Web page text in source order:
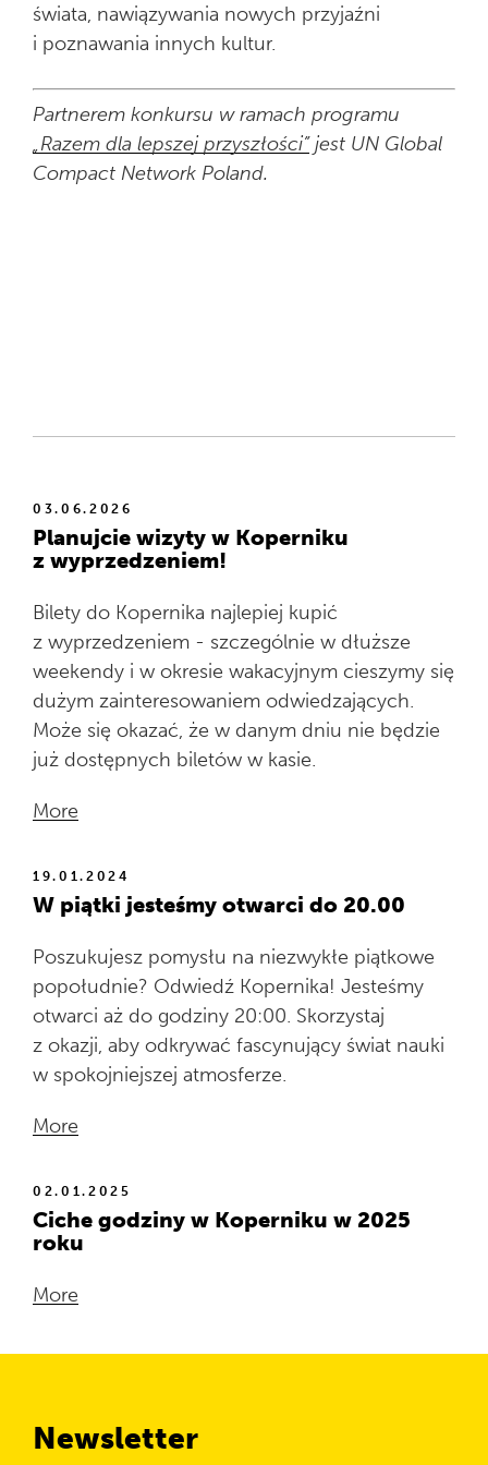
świata, nawiązywania nowych przyjaźni
i poznawania innych kultur.
Partnerem konkursu w ramach programu
„Razem dla lepszej przyszłości”jest UN Global
Compact Network Poland.
03.06.2026
Planujcie wizyty w Koperniku
z wyprzedzeniem!
Bilety do Kopernika najlepiej kupić
z wyprzedzeniem - szczególnie w dłuższe
weekendy i w okresie wakacyjnym cieszymy się
dużym zainteresowaniem odwiedzających.
Może się okazać, że w danym dniu nie będzie
już dostępnych biletów w kasie.
More
19.01.2024
W piątki jesteśmy otwarci do 20.00
Poszukujesz pomysłu na niezwykłe piątkowe
popołudnie? Odwiedź Kopernika! Jesteśmy
otwarci aż do godziny 20:00. Skorzystaj
z okazji, aby odkrywać fascynujący świat nauki
w spokojniejszej atmosferze.
More
02.01.2025
Ciche godziny w Koperniku w 2025
roku
More
Newsletter